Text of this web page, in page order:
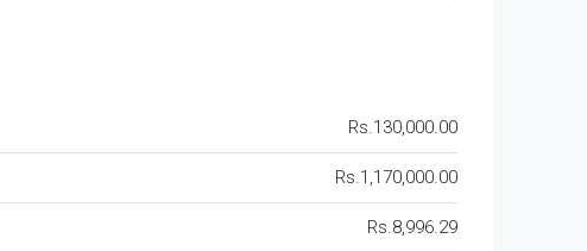
Rs.130,000.00
Rs.1,170,000.00
Rs.8,996.29